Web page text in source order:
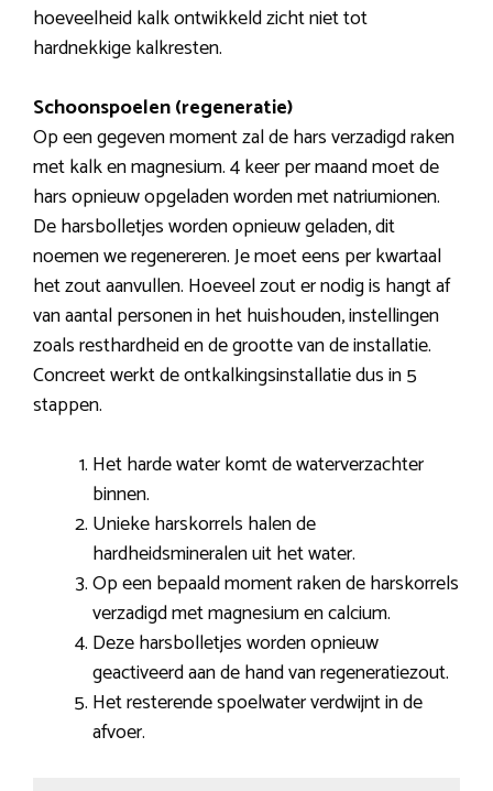
hoeveelheid kalk ontwikkeld zicht niet tot
hardnekkige kalkresten.
Schoonspoelen (regeneratie)
Op een gegeven moment zal de hars verzadigd raken
met kalk en magnesium. 4 keer per maand moet de
hars opnieuw opgeladen worden met natriumionen.
De harsbolletjes worden opnieuw geladen, dit
noemen we regenereren. Je moet eens per kwartaal
het zout aanvullen. Hoeveel zout er nodig is hangt af
van aantal personen in het huishouden, instellingen
zoals resthardheid en de grootte van de installatie.
Concreet werkt de ontkalkingsinstallatie dus in 5
stappen.
Het harde water komt de waterverzachter
binnen.
Unieke harskorrels halen de
hardheidsmineralen uit het water.
Op een bepaald moment raken de harskorrels
verzadigd met magnesium en calcium.
Deze harsbolletjes worden opnieuw
geactiveerd aan de hand van regeneratiezout.
Het resterende spoelwater verdwijnt in de
afvoer.